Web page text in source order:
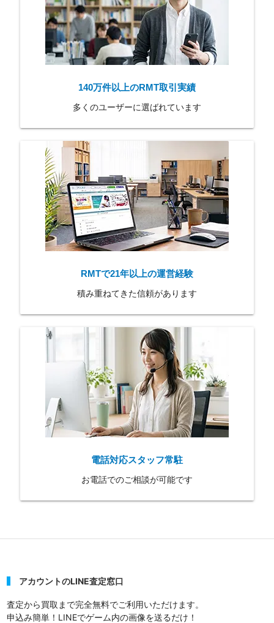
140万件以上のRMT取引実績
多くのユーザーに選ばれています
RMTで21年以上の運営経験
積み重ねてきた信頼があります
電話対応スタッフ常駐
お電話でのご相談が可能です
アカウントのLINE査定窓口
査定から買取まで完全無料でご利用いただけます。
申込み簡単！LINEでゲーム内の画像を送るだけ！